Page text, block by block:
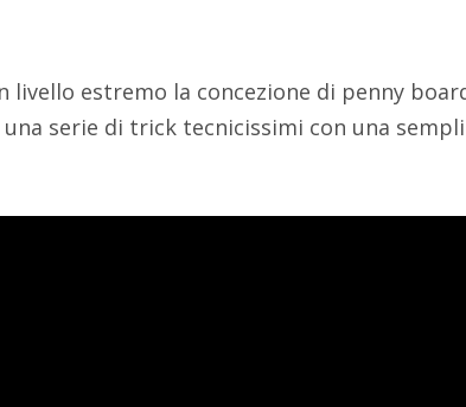
livello estremo la concezione di penny
serie di trick tecnicissimi con una